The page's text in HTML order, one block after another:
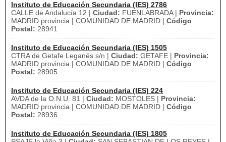
Instituto de Educación Secundaria (IES) 2786
CALLE de Andalucía 12 | Ciudad: FUENLABRADA | Provincia:
MADRID provincia | COMUNIDAD DE MADRID | Código
Postal: 28941
Instituto de Educación Secundaria (IES) 1505
CTRA de Getafe Leganés s/n | Ciudad: GETAFE | Provincia:
MADRID provincia | COMUNIDAD DE MADRID | Código
Postal: 28905
Instituto de Educación Secundaria (IES) 224
AVDA de la O.N.U. 81 | Ciudad: MOSTOLES | Provincia:
MADRID provincia | COMUNIDAD DE MADRID | Código
Postal: 28936
Instituto de Educación Secundaria (IES) 1805